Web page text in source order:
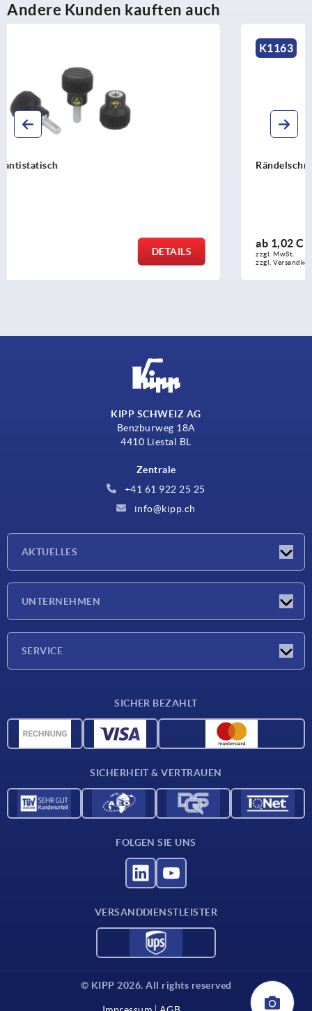
Andere Kunden kauften auch
Rändelschrauben niedrig aus Stahl und Edelstahl DIN
KIPP SCHWEIZ AG
Benzburweg 18A
4410 Liestal BL
Zentrale
+41 61 922 25 25
info@kipp.ch
AKTUELLES
UNTERNEHMEN
SERVICE
CAD-Daten
SICHER BEZAHLT
SICHERHEIT & VERTRAUEN
FOLGEN SIE UNS
VERSANDDIENSTLEISTER
© KIPP 2026. All rights reserved